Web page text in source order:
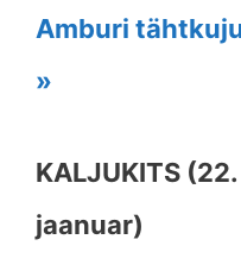
Amburi
»
KALJUKITS
jaanuar)